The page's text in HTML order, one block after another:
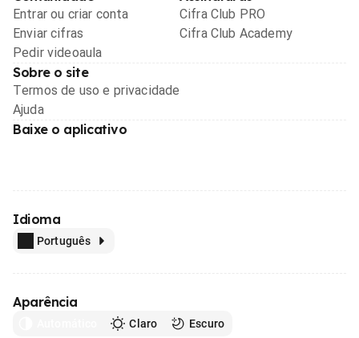
Entrar ou criar conta
Enviar cifras
Pedir videoaula
Cifra Club PRO
Cifra Club Academy
Sobre o site
Termos de uso e privacidade
Ajuda
Baixe o aplicativo
Idioma
Português
Aparência
Claro Escuro